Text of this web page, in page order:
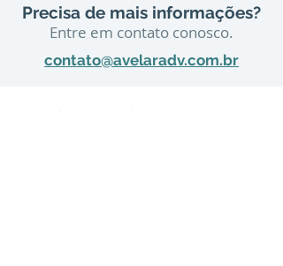
Precisa de mais informações?
Entre em contato conosco.
contato@avelaradv.com.br